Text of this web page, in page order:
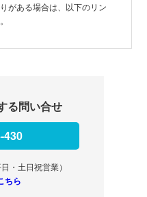
がある場合は、以下のリン
る問い合せ
430
・土日祝営業）
ちら